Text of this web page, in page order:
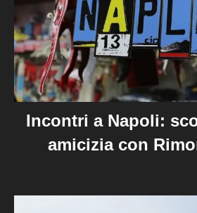
Incontri a Napoli:
amicizia con